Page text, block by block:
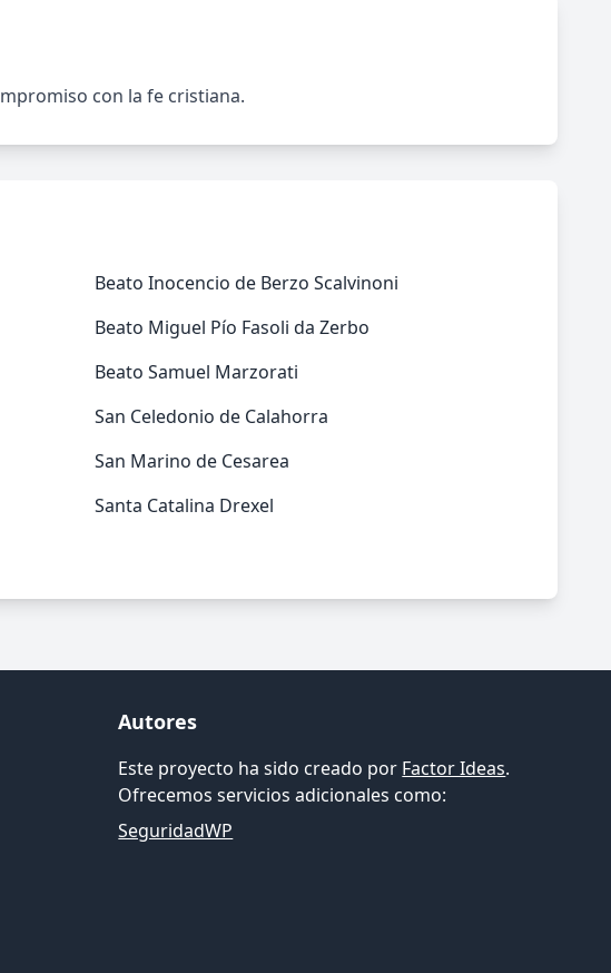
con la fe cristiana.
Beato Inocencio de Berzo Scalvinoni
Beato Miguel Pío Fasoli da Zerbo
Beato Samuel Marzorati
San Celedonio de Calahorra
San Marino de Cesarea
Santa Catalina Drexel
Autores
Este proyecto ha sido creado por Factor Ideas.
Ofrecemos servicios adicionales como:
SeguridadWP